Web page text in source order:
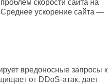
скорости сайта на
Среднее ускорение сайта —
вредоносные запросы к
от DDoS-атак, дает